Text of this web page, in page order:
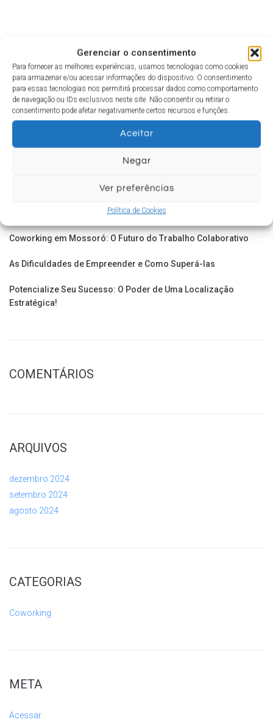
Gerenciar o consentimento
Para fornecer as melhores experiências, usamos tecnologias como cookies
para armazenar e/ou acessar informações do dispositivo. O consentimento
para essas tecnologias nos permitirá processar dados como comportamento
de navegação ou IDs exclusivos neste site. Não consentir ou retirar o
consentimento pode afetar negativamente certos recursos e funções.
Aceitar
Negar
Ver preferências
Política de Cookies
Coworking em 2025: A Revolução do Trabalho Continua (com
Coworking em Mossoró: O Futuro do Trabalho Colaborativo
As Dificuldades de Empreender e Como Superá-las
Potencialize Seu Sucesso: O Poder de Uma Localização
Estratégica!
COMENTÁRIOS
ARQUIVOS
dezembro 2024
setembro 2024
agosto 2024
CATEGORIAS
Coworking
META
Acessar